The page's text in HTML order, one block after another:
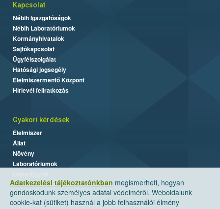
Adatkezelési tájékoztatónkban megismerheti, hogyan
gondoskodunk személyes adatai védelméről. Weboldalunk
cookie-kat (sütiket) használ a jobb felhasználói élmény
Kapcsolat
Nébih Igazgatóságok
Nébih Laboratóriumok
Kormányhivatalok
Sajtókapcsolat
Ügyfélszolgálat
Hatósági jogsegély
Élelmiszermentő Központ
Hírlevél feliratkozás
Gyakori kérdések
Élelmiszer
Állat
Növény
Laboratóriumok